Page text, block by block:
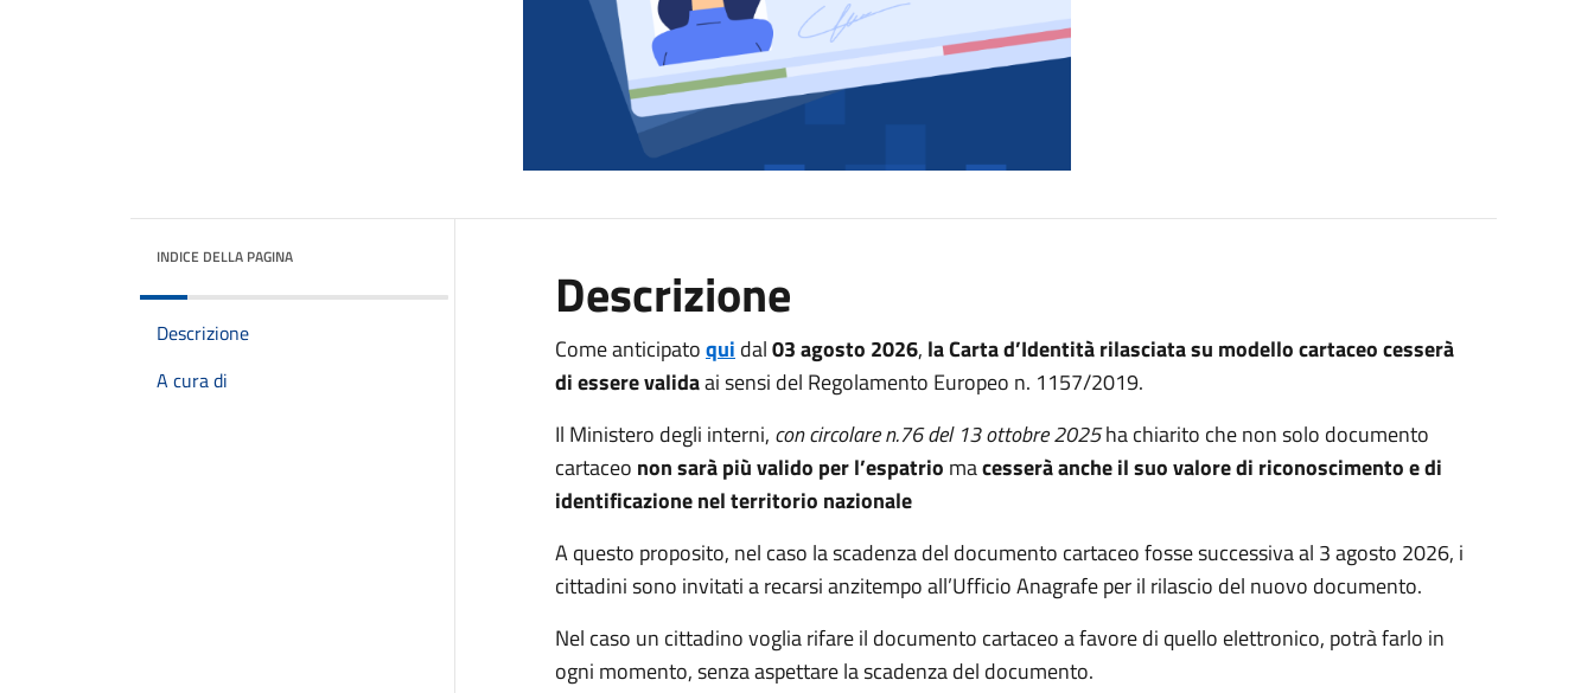
INDICE DELLA PAGINA
Descrizione
A cura di
Descrizione
Come anticipatoqui dal03 agosto 2026, la Carta d’Identità rilasciata su modello cartaceo cesserà
di essere validaai sensi del Regolamento Europeo n. 1157/2019.
Il Ministero degli interni, con circolare n.76 del 13 ottobre 2025ha chiarito che non solo documento
cartaceo non sarà più valido per l’espatrio macesserà anche il suo valore di riconoscimento e di
identificazione nel territorio nazionale
A questo proposito, nel caso la scadenza del documento cartaceo fosse successiva al 3 agosto 2026, i
cittadini sono invitati a recarsi anzitempo all’Ufficio Anagrafe per il rilascio del nuovo documento.
Nel caso un cittadino voglia rifare il documento cartaceo a favore di quello elettronico, potrà farlo in
ogni momento, senza aspettare la scadenza del documento.